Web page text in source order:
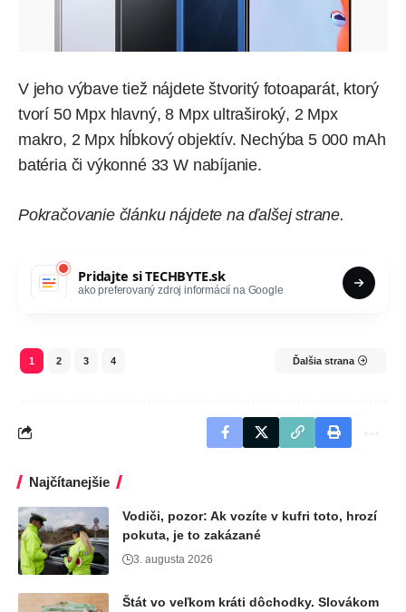
V jeho výbave tiež nájdete štvoritý fotoaparát, ktorý
tvorí 50 Mpx hlavný, 8 Mpx ultraširoký, 2 Mpx
makro, 2 Mpx hĺbkový objektív. Nechýba 5 000 mAh
batéria či výkonné 33 W nabíjanie.
Pokračovanie článku nájdete na ďalšej strane.
Pridajte siTECHBYTE.sk
ako preferovaný zdroj informácií na Google
1 2 3 4 Ďalšia strana
Najčítanejšie
Vodiči, pozor: Ak vozíte v kufri toto, hrozí
pokuta, je to zakázané
3. augusta 2026
Štát vo veľkom kráti dôchodky. Slovákom